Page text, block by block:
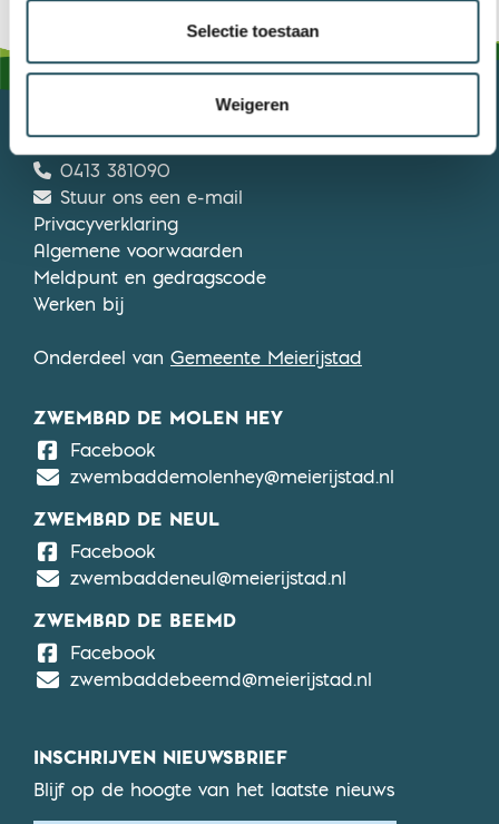
Selectie toestaan
Weigeren
MEIERIJSTAD BEWEEGT
0413 381090
Stuur ons een e-mail
Privacyverklaring
Algemene voorwaarden
Meldpunt en gedragscode
Werken bij
Onderdeel van Gemeente Meierijstad
ZWEMBAD DE MOLEN HEY
FacebookDe Molen Hey
zwembaddemolenhey@meierijstad.nl
ZWEMBAD DE NEUL
FacebookDe Neul
zwembaddeneul@meierijstad.nl
ZWEMBAD DE BEEMD
FacebookDe Beemd
zwembaddebeemd@meierijstad.nl
INSCHRIJVEN NIEUWSBRIEF
Blijf op de hoogte van het laatste nieuws